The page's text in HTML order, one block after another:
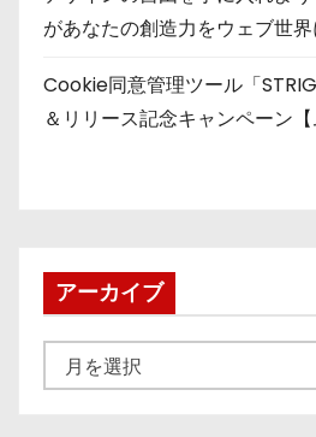
があなたの創造力をウェブ世
Cookie同意管理ツール「
＆リリース記念キャンペーン【
アーカイブ
ー